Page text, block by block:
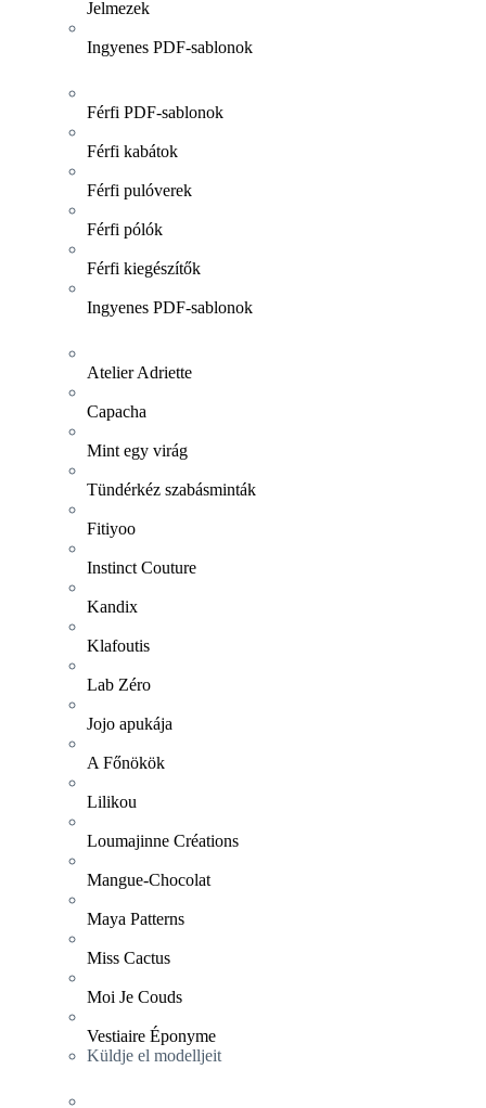
Jelmezek
Ingyenes PDF-sablonok
Férfi PDF-sablonok
Férfi kabátok
Férfi pulóverek
Férfi pólók
Férfi kiegészítők
Ingyenes PDF-sablonok
Atelier Adriette
Capacha
Mint egy virág
Tündérkéz szabásminták
Fitiyoo
Instinct Couture
Kandix
Klafoutis
Lab Zéro
Jojo apukája
A Főnökök
Lilikou
Loumajinne Créations
Mangue-Chocolat
Maya Patterns
Miss Cactus
Moi Je Couds
Vestiaire Éponyme
Küldje el modelljeit